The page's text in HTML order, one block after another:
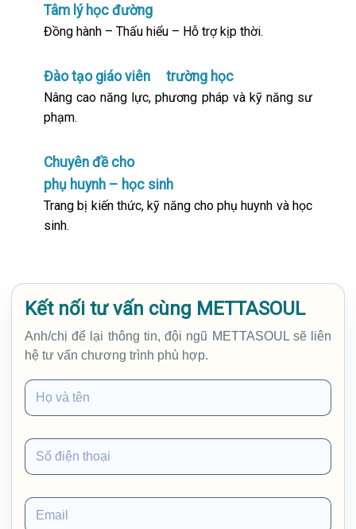
Tâm lý học đường
Đồng hành – Thấu hiểu – Hỗ trợ kịp thời.
Đào tạo giáo viên trường học
Nâng cao năng lực, phương pháp và kỹ năng sư
phạm.
Chuyên đề cho
phụ huynh – học sinh
Trang bị kiến thức, kỹ năng cho phụ huynh và học
sinh.
Kết nối tư vấn cùng METTASOUL
Anh/chị để lại thông tin, đội ngũ METTASOUL sẽ liên
hệ tư vấn chương trình phù hợp.